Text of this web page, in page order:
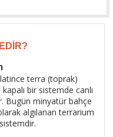
terra (toprak)
bir sistemde canlı
Bugün minyatür bahçe
algılanan terrarium